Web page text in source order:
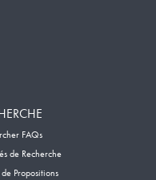
FAQs
de Recherche
Propositions